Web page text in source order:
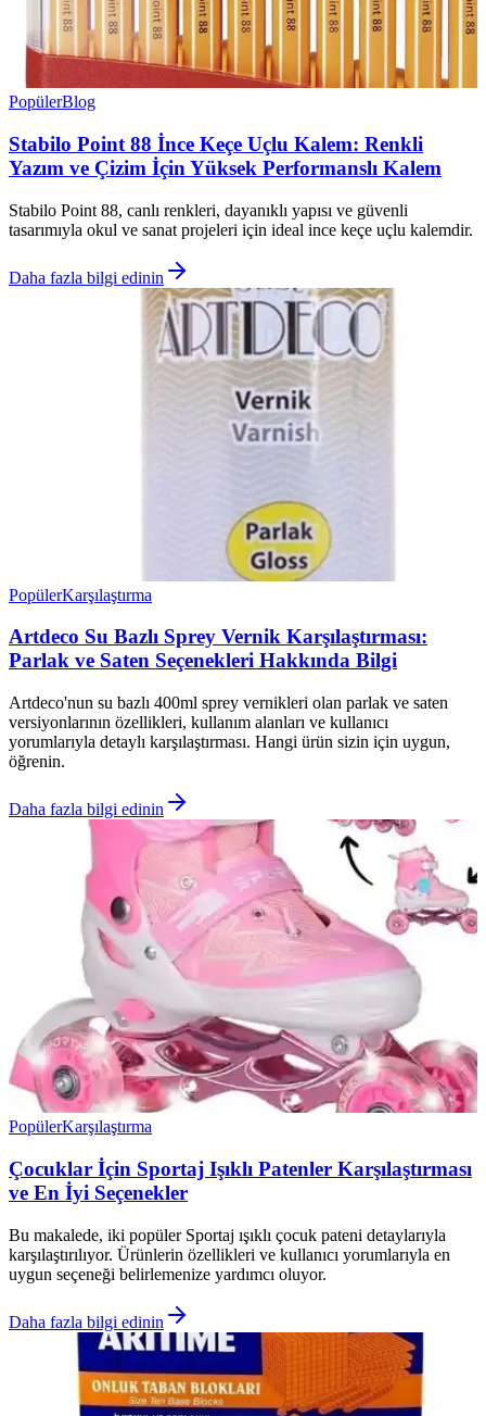
PopülerBlog
Stabilo Point 88 İnce Keçe Uçlu Kalem: Renkli
Yazım ve Çizim İçin Yüksek Performanslı Kalem
Stabilo Point 88, canlı renkleri, dayanıklı yapısı ve güvenli
tasarımıyla okul ve sanat projeleri için ideal ince keçe uçlu kalemdir.
Daha fazla bilgi edinin
PopülerKarşılaştırma
Artdeco Su Bazlı Sprey Vernik Karşılaştırması:
Parlak ve Saten Seçenekleri Hakkında Bilgi
Artdeco'nun su bazlı 400ml sprey vernikleri olan parlak ve saten
versiyonlarının özellikleri, kullanım alanları ve kullanıcı
yorumlarıyla detaylı karşılaştırması. Hangi ürün sizin için uygun,
öğrenin.
Daha fazla bilgi edinin
PopülerKarşılaştırma
Çocuklar İçin Sportaj Işıklı Patenler Karşılaştırması
ve En İyi Seçenekler
Bu makalede, iki popüler Sportaj ışıklı çocuk pateni detaylarıyla
karşılaştırılıyor. Ürünlerin özellikleri ve kullanıcı yorumlarıyla en
uygun seçeneği belirlemenize yardımcı oluyor.
Daha fazla bilgi edinin